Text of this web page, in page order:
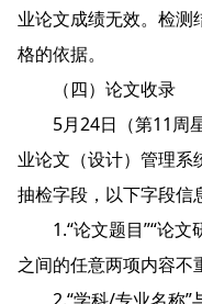
业论文成绩无效。检测
格的依据。
（四）论文收录
5月24日（第11周
业论文（设计）管理系
抽检字段，以下字段信
1.“论文题目”“论
之间的任意两项内容不